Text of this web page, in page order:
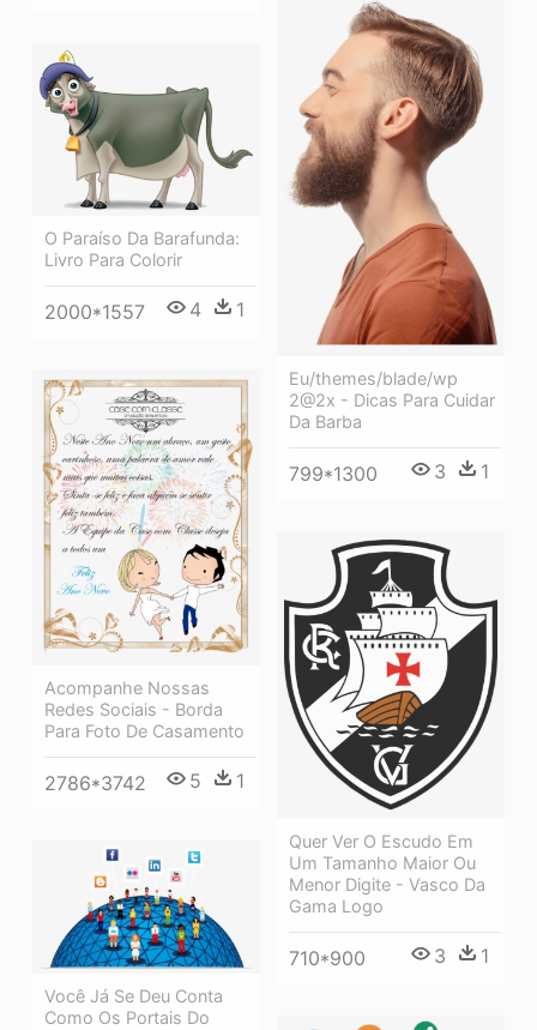
Eu/themes/blade/wp
2@2x - Dicas Para Cuidar
Da Barba
799*1300 3 1
O Paraíso Da Barafunda:
Livro Para Colorir
2000*1557 4 1
Acompanhe Nossas
Redes Sociais - Borda
Para Foto De Casamento
2786*3742 5 1
Quer Ver O Escudo Em
Um Tamanho Maior Ou
Menor Digite - Vasco Da
Gama Logo
710*900 3 1
Você Já Se Deu Conta
Como Os Portais Do